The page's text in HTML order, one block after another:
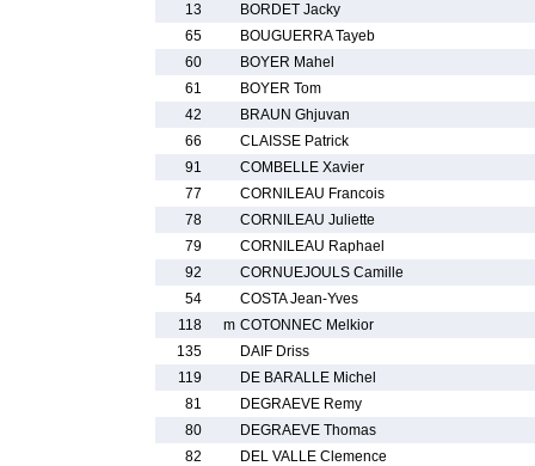
13
BORDET Jacky
65
BOUGUERRA Tayeb
60
BOYER Mahel
61
BOYER Tom
42
BRAUN Ghjuvan
66
CLAISSE Patrick
91
COMBELLE Xavier
77
CORNILEAU Francois
78
CORNILEAU Juliette
79
CORNILEAU Raphael
92
CORNUEJOULS Camille
54
COSTA Jean-Yves
118
m COTONNEC Melkior
135
DAIF Driss
119
DE BARALLE Michel
81
DEGRAEVE Remy
80
DEGRAEVE Thomas
82
DEL VALLE Clemence